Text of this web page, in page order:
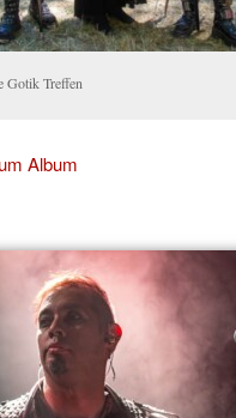
Gotik Treffen
Album